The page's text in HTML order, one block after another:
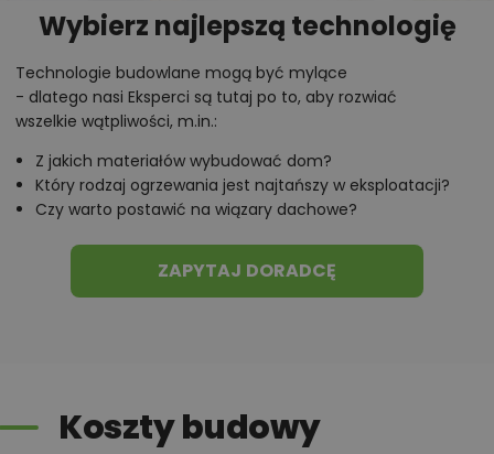
Wybierz najlepszą technologię
Technologie budowlane mogą być mylące
- dlatego nasi Eksperci są tutaj po to, aby rozwiać
wszelkie wątpliwości, m.in.:
Z jakich materiałów wybudować dom?
Który rodzaj ogrzewania jest najtańszy w eksploatacji?
Czy warto postawić na wiązary dachowe?
ZAPYTAJ DORADCĘ
Koszty budowy